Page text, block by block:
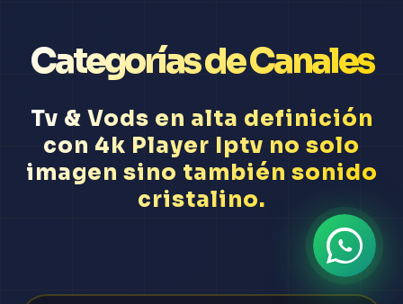
Categorías de Canales
Tv & Vods en alta definición
con 4k Player Iptv no solo
imagen sino también sonido
cristalino.